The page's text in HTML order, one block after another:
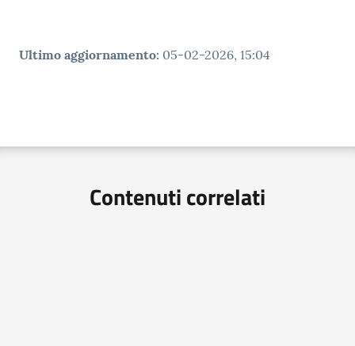
Ultimo aggiornamento: 05-02-2026, 15:04
Contenuti correlati